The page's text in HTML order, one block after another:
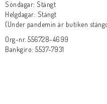
Söndagar: Stängt
Helgdagar: Stängt
(Under pandemin är butiken
Org-nr. 556728-4699
Bankgiro: 5537-7931